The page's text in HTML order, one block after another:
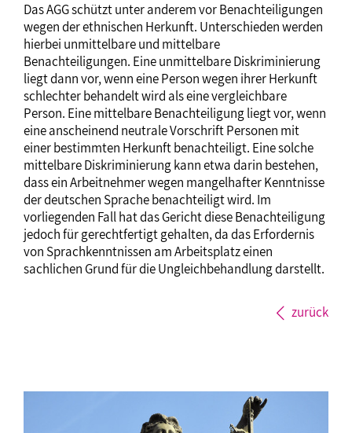
Das AGG schützt unter anderem vor Benachteiligungen
wegen der ethnischen Herkunft. Unterschieden werden
hierbei unmittelbare und mittelbare
Benachteiligungen. Eine unmittelbare Diskriminierung
liegt dann vor, wenn eine Person wegen ihrer Herkunft
schlechter behandelt wird als eine vergleichbare
Person. Eine mittelbare Benachteiligung liegt vor, wenn
eine anscheinend neutrale Vorschrift Personen mit
einer bestimmten Herkunft benachteiligt. Eine solche
mittelbare Diskriminierung kann etwa darin bestehen,
dass ein Arbeitnehmer wegen mangelhafter Kenntnisse
der deutschen Sprache benachteiligt wird. Im
vorliegenden Fall hat das Gericht diese Benachteiligung
jedoch für gerechtfertigt gehalten, da das Erfordernis
von Sprachkenntnissen am Arbeitsplatz einen
sachlichen Grund für die Ungleichbehandlung darstellt.
zurück